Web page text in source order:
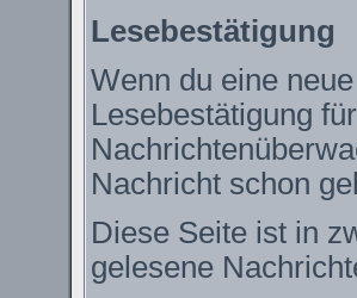
Lesebestätigung
Wenn du eine
Lesebestätigung
Nachricht schon
Diese Seite ist in
gelesene